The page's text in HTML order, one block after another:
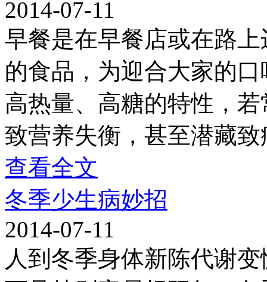
2014-07-11
早餐是在早餐店或在路
的食品，为迎合大家的
高热量、高糖的特性，
致营养失衡，甚至潜藏
查看全文
冬季少生病妙招
2014-07-11
人到冬季身体新陈代谢